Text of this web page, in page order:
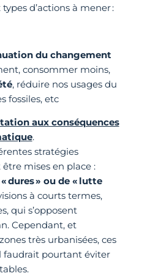
d’actions à mener :
du changement
consommer moins,
, réduire nos usages du
fossiles, etc
aux conséquences
.
stratégies
mises en place :
dures » ou de « lutte
à courts termes,
qui s’opposent
Cependant, et
très urbanisées, ces
faudrait pourtant éviter